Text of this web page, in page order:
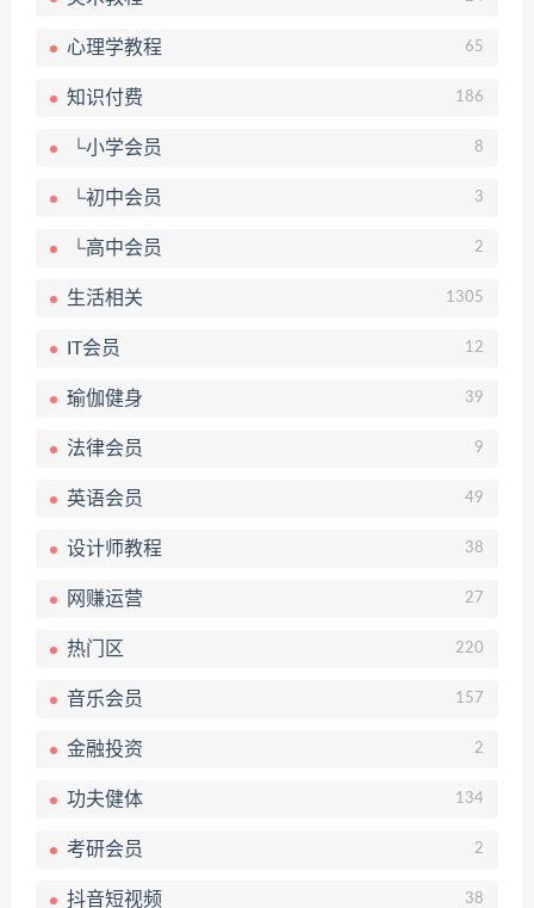
心理学教程 65
知识付费 186
└小学会员 8
└初中会员 3
└高中会员 2
生活相关 1305
IT会员 12
瑜伽健身 39
法律会员 9
英语会员 49
设计师教程 38
网赚运营 27
热门区 220
音乐会员 157
金融投资 2
功夫健体 134
考研会员 2
抖音短视频 38